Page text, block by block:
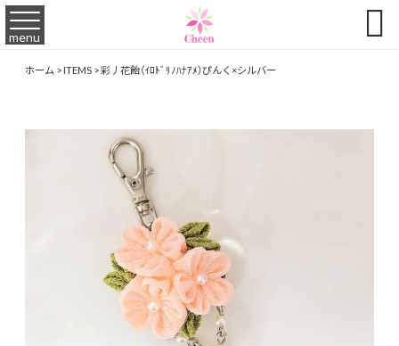
menu 
ホーム>ITEMS>彩丿花飴（ｲﾛﾄﾞﾘﾉﾊﾅｱﾒ）ぴんく×シルバー